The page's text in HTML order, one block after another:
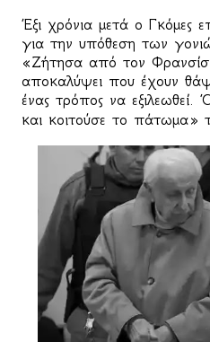
Έξι χρόνια μετά ο Γκόμες
για την υπόθεση των
«Ζήτησα από τον
αποκαλύψει που έχουν
ένας τρόπος να εξιλεωθεί.
και κοιτούσε το πάτωμα»